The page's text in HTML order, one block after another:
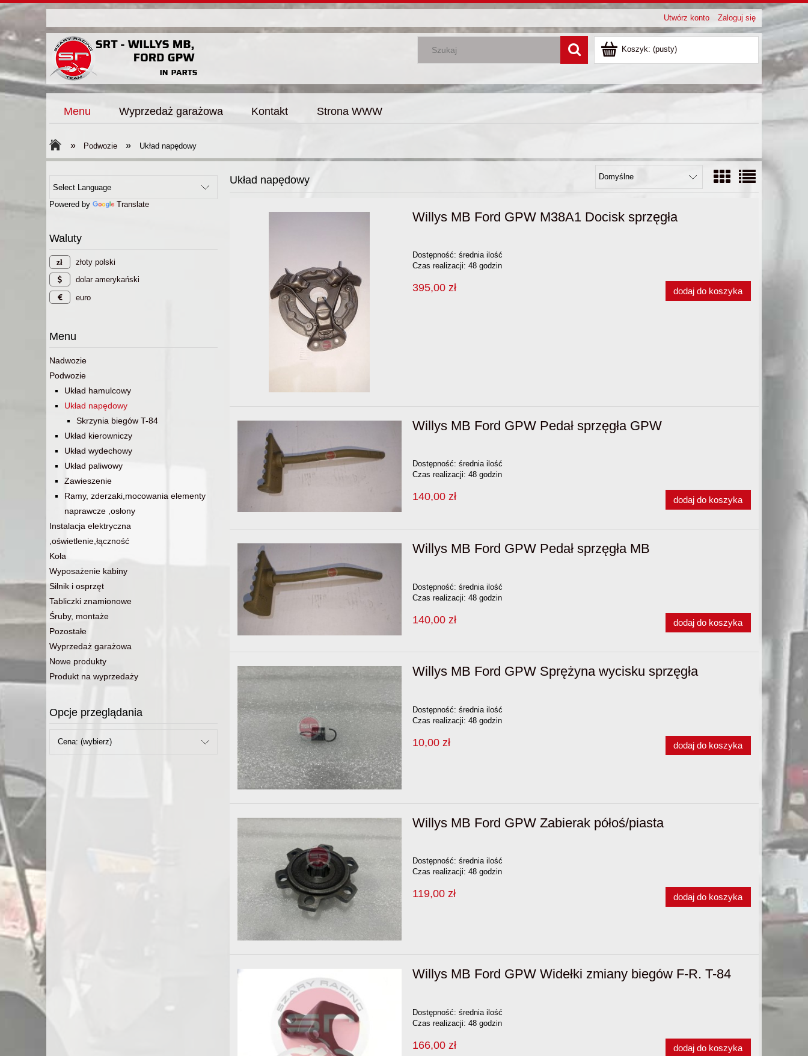
Utwórz konto Zaloguj się
Koszyk: (pusty)
Menu Wyprzedaż garażowa Kontakt Strona WWW
» Podwozie » Układ napędowy
Powered by Translate
Waluty
złoty polski
dolar amerykański
euro
Menu
Nadwozie
Podwozie
Układ hamulcowy
Układ napędowy
Skrzynia biegów T-84
Układ kierowniczy
Układ wydechowy
Układ paliwowy
Zawieszenie
Ramy, zderzaki,mocowania elementy
naprawcze ,osłony
Instalacja elektryczna
,oświetlenie,łączność
Koła
Wyposażenie kabiny
Silnik i osprzęt
Tabliczki znamionowe
Śruby, montaże
Pozostałe
Wyprzedaż garażowa
Nowe produkty
Produkt na wyprzedaży
Opcje przeglądania
Cena: (wybierz)
Układ napędowy
Willys MB Ford GPW M38A1 Docisk sprzęgła
Dostępność: średnia ilość
Czas realizacji: 48 godzin
395,00 zł dodaj do koszyka
Willys MB Ford GPW Pedał sprzęgła GPW
Dostępność: średnia ilość
Czas realizacji: 48 godzin
140,00 zł dodaj do koszyka
Willys MB Ford GPW Pedał sprzęgła MB
Dostępność: średnia ilość
Czas realizacji: 48 godzin
140,00 zł dodaj do koszyka
Willys MB Ford GPW Sprężyna wycisku sprzęgła
Dostępność: średnia ilość
Czas realizacji: 48 godzin
10,00 zł dodaj do koszyka
Willys MB Ford GPW Zabierak półoś/piasta
Dostępność: średnia ilość
Czas realizacji: 48 godzin
119,00 zł dodaj do koszyka
Willys MB Ford GPW Widełki zmiany biegów F-R. T-84
Dostępność: średnia ilość
Czas realizacji: 48 godzin
166,00 zł dodaj do koszyka